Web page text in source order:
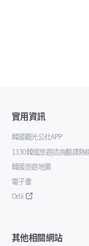
實用資訊
韓國觀光公社APP
1330韓國旅遊諮詢翻譯熱
韓國旅遊地圖
電子書
Odii
其他相關網站